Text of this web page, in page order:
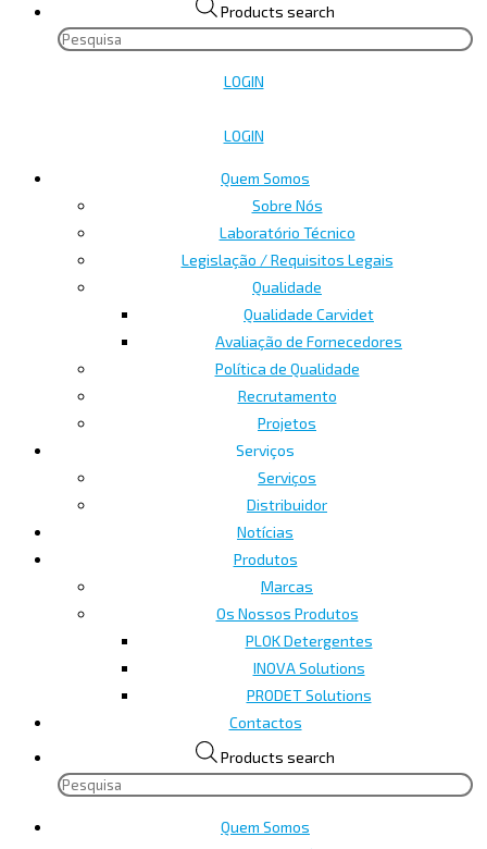
Products search
LOGIN
LOGIN
Quem Somos
Sobre Nós
Laboratório Técnico
Legislação / Requisitos Legais
Qualidade
Qualidade Carvidet
Avaliação de Fornecedores
Política de Qualidade
Recrutamento
Projetos
Serviços
Serviços
Distribuidor
Notícias
Produtos
Marcas
Os Nossos Produtos
PLOK Detergentes
INOVA Solutions
PRODET Solutions
Contactos
Products search
Quem Somos